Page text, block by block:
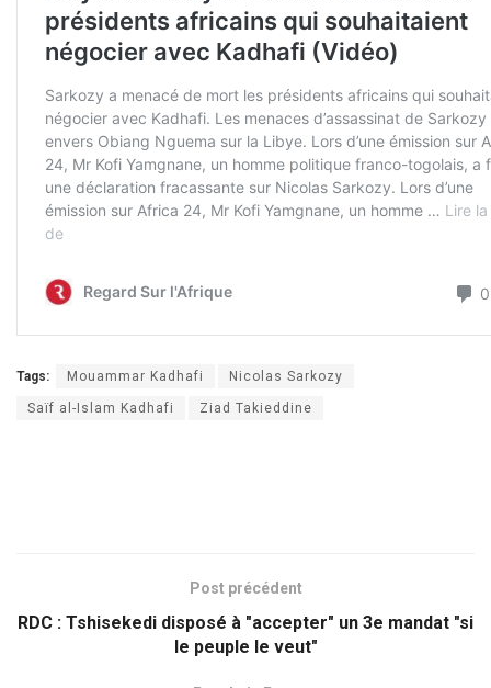
Tags: Mouammar Kadhafi Nicolas Sarkozy
Saïf al-Islam Kadhafi Ziad Takieddine
Post précédent
RDC : Tshisekedi disposé à "accepter" un 3e mandat "si
le peuple le veut"